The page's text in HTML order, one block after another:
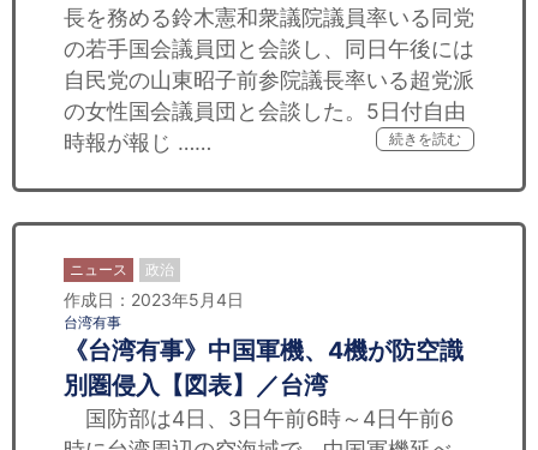
長を務める鈴木憲和衆議院議員率いる同党
の若手国会議員団と会談し、同日午後には
自民党の山東昭子前参院議長率いる超党派
の女性国会議員団と会談した。5日付自由
時報が報じ ……
続きを読む
ニュース 政治
作成日：2023年5月4日
台湾有事
《台湾有事》中国軍機、4機が防空識
別圏侵入【図表】／台湾
国防部は4日、3日午前6時～4日午前6